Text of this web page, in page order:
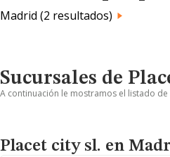
Madrid (2 resultados)
Sucursales de
A continuación le mostramos el listado de
Placet city sl. en